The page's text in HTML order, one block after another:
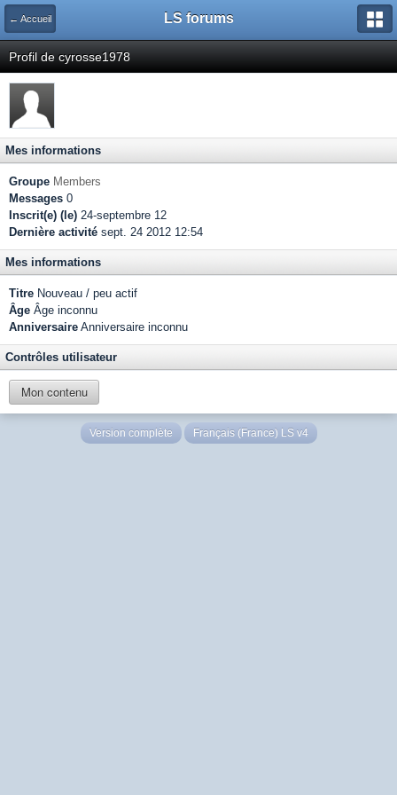
← Accueil LS forums
Profil de cyrosse1978
Mes informations
Groupe Members
Messages 0
Inscrit(e) (le) 24-septembre 12
Dernière activité sept. 24 2012 12:54
Mes informations
Titre Nouveau / peu actif
Âge Âge inconnu
Anniversaire Anniversaire inconnu
Contrôles utilisateur
Mon contenu
Version complète Français (France) LS v4